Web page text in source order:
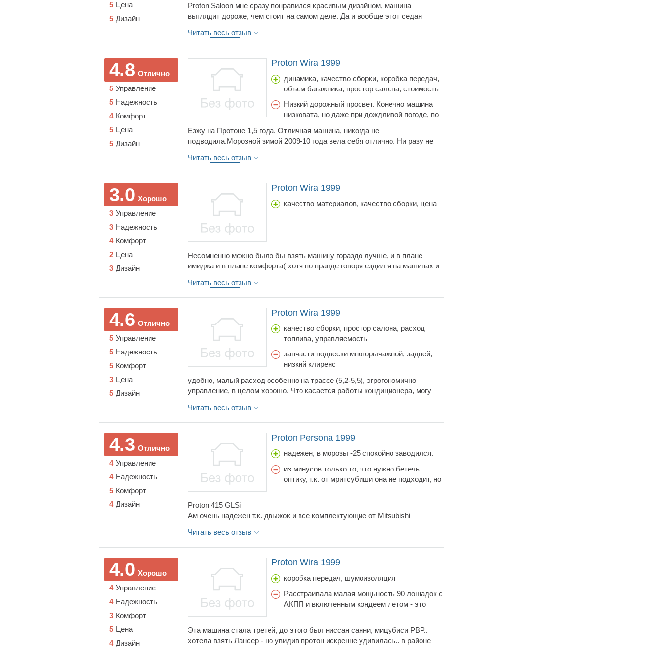
Цена
5
Дизайн
5
Proton Saloon мне сразу понравился красивым дизайном, машина
выглядит дороже, чем стоит на самом деле. Да и вообще этот седан
понравилось, она очень маневренная, что меня не раз выручало в городе.
Движок вначале мне показался слабоват, всего 1.3 л, но он оказался
довольно резвым и мне удавалось на трассе разогнать Протон Салун до
120 км/ч, дальше не пробовал. Но с таким движком Saloon получился
очень экономичным, в среднем 7.4 л.
Читать весь отзыв
Отлично
4.8
Управление
5
Надежность
5
Комфорт
4
Цена
5
Дизайн
5
Proton Wira 1999
динамика, качество сборки, коробка передач,
объем багажника, простор салона, стоимость
Низкий дорожный просвет. Конечно машина
низковата, но даже при дождливой погоде, по
возникало.Зимой, главное не заезжать в
глубокие сугробы при влажной погоде.
Езжу на Протоне 1,5 года. Отличная машина, никогда не
подводила.Морозной зимой 2009-10 года вела себя отлично. Ни разу не
легкая. АКПП реагирует быстро, нет никаких рывков.Для поездок на дачу
загружали полностью, тянет труднее, но можно многое перевезти.
Багажник хороший, достаточно вместительный. Стильный зеленый салон
(цвет кузова, тоже зеленый). Маневренный, легко развернуться в
маленьком пространстве.Обслуживание недорогое, запчасти от
Мицубиси. Машина, конечно, не имиджевая, но за такие смешные деньги
отлично оправдывает себя.Ездить приятно!
Читать весь отзыв
Хорошо
3.0
Управление
3
Надежность
3
Комфорт
4
Цена
2
Дизайн
3
Proton Wira 1999
качество материалов, качество сборки, цена
Несомненно можно было бы взять машину гораздо лучше, и в плане
имиджа и в плане комфорта( хотя по правде говоря ездил я на машинах и
конечно митцубиси, но только малазийского производства!!!
Соответственно качество немного хромает по сравнению с оригиналом, а
в общем и целом неплохая машина на первое время( главное что-бы это
время не растянулось на годы))))
Читать весь отзыв
Отлично
4.6
Управление
5
Надежность
5
Комфорт
5
Цена
3
Дизайн
5
Proton Wira 1999
качество сборки, простор салона, расход
топлива, управляемость
запчасти подвески многорычажной, задней,
низкий клиренс
удобно, малый расход особенно на трассе (5,2-5,5), эгрогономично
управление, в целом хорошо. Что касается работы кондиционера, могу
потоков) иначе возникает дискомфорт и жедание его отключить.
Читать весь отзыв
Отлично
4.3
Управление
4
Надежность
4
Комфорт
5
Дизайн
4
Proton Persona 1999
надежен, в морозы -25 спокойно заводился.
из минусов только то, что нужно бетечь
оптику, т.к. от мритсубиши она не подходит, но
Proton 415 GLSi
Ам очень надежен т.к. двыжок и все комплектующие от Mitsubishi
удивило,
(на светофорах - один из первых).
достаточно простой залон на первый взгляд сер и непримечателен, но
целиком и полностью функционален.
аналог Mitsubishi Lancer \'92 отличное соотношение цены и качества
Читать весь отзыв
Хорошо
4.0
Управление
4
Надежность
4
Комфорт
3
Цена
5
Дизайн
4
Proton Wira 1999
коробка передач, шумоизоляция
Расстраивала малая мощьность 90 лошадок с
АКПП и включенным кондеем летом - это
укомплектована движком не меньше 120 и
более лошадками, дабы не чувствовать себя
Эта машина стала третей, до этого был ниссан санни, мицубиси РВР..
хотела взять Лансер - но увидив протон искренне удивилась.. в районе